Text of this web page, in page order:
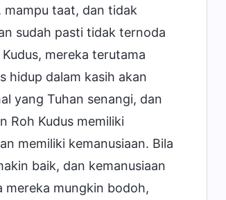
mampu taat, dan tidak
sudah pasti tidak ternoda
mereka terutama
hidup dalam kasih akan
yang Tuhan senangi, dan
Roh Kudus memiliki
memiliki kemanusiaan. Bila
baik, dan kemanusiaan
mereka mungkin bodoh,